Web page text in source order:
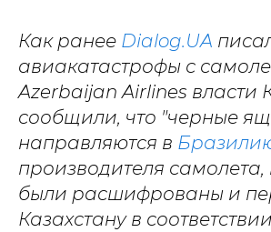
Как ранее Dialog.UA
авиакатастрофы с
Azerbaijan Airlines власти
сообщили, что "черные
направляются в
производителя
были расшифрованы и
Казахстану в